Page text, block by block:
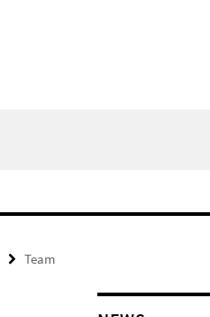
Team